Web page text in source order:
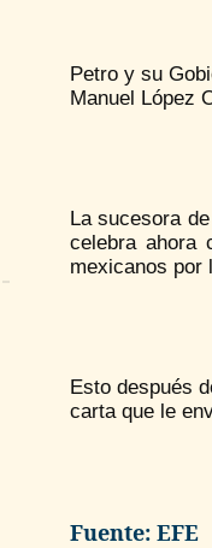
Petro y su
Manuel López
La sucesora
celebra ahora
mexicanos por
Esto después
carta que le
Fuente: EFE